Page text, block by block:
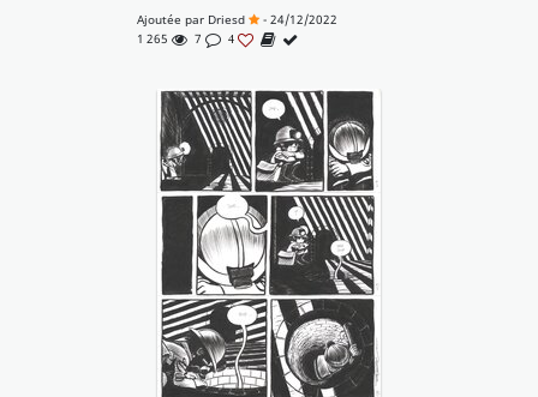
Ajoutée par Driesd
- 24/12/2022
1 265
7 4